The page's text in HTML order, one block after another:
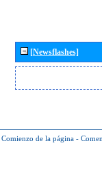
[Newsflashes]
Comienzo de la página -